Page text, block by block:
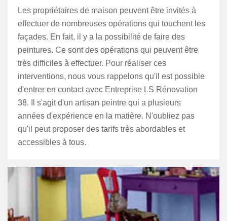
Les propriétaires de maison peuvent être invités à
effectuer de nombreuses opérations qui touchent les
façades. En fait, il y a la possibilité de faire des
peintures. Ce sont des opérations qui peuvent être
très difficiles à effectuer. Pour réaliser ces
interventions, nous vous rappelons qu'il est possible
d'entrer en contact avec Entreprise LS Rénovation
38. Il s'agit d'un artisan peintre qui a plusieurs
années d'expérience en la matière. N'oubliez pas
qu'il peut proposer des tarifs très abordables et
accessibles à tous.